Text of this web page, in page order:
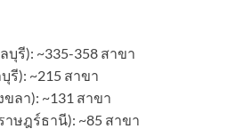
บุรี): ~335-358 สาขา
รี): ~215 สาขา
ลา): ~131 สาขา
าษฎร์ธานี): ~85 สาขา